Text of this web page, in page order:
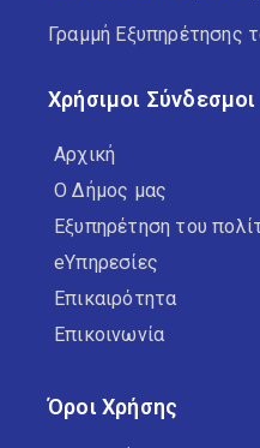
Γραμμή Εξυπηρέτησης
Χρήσιμοι Σύνδεσμοι
Αρχική
Ο Δήμος μας
Εξυπηρέτηση του
eΥπηρεσίες
Επικαιρότητα
Επικοινωνία
Όροι Χρήσης